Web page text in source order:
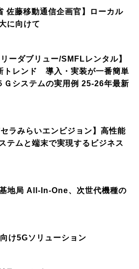
佐藤移動通信企画官】ローカル
に向けて
ーダブリュー/SMFLレンタル】
トレンド 導入・実装が一番簡単
Ｇシステムの実用例 25-26年最新
セラみらいエンビジョン】高性能
テムと端末で実現するビジネス
地局 All-In-One、次世代機種の
け5Gソリューション